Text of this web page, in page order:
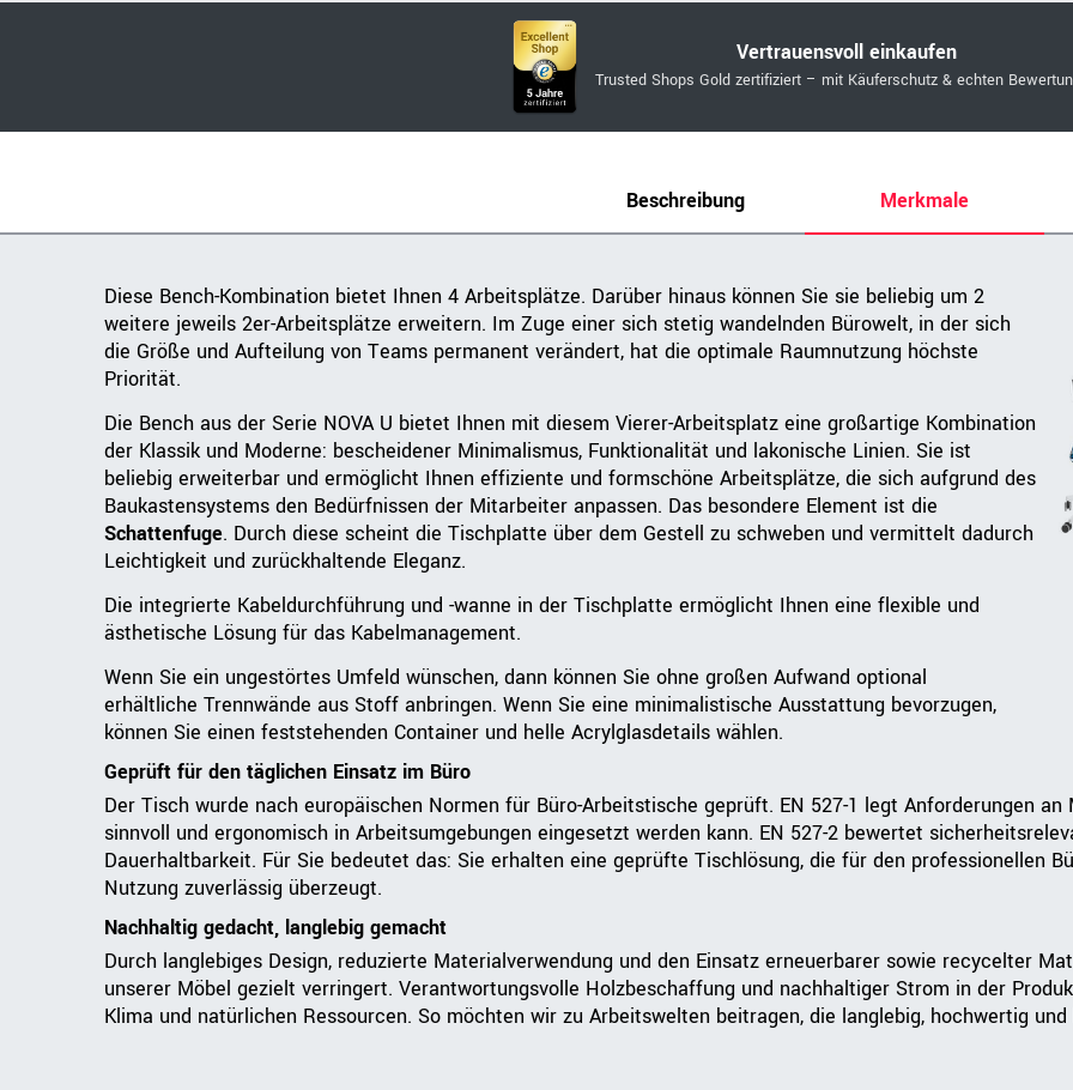
Vertrauensvoll einkaufen
Trusted Shops Gold zertifiziert – mit Käuferschutz & echten
Beschreibung Merkmale
Diese Bench-Kombination bietet Ihnen 4 Arbeitsplätze. Darüber hinaus können Sie sie beliebig um 2
weitere jeweils 2er-Arbeitsplätze erweitern. Im Zuge einer sich stetig wandelnden Bürowelt, in der sich
die Größe und Aufteilung von Teams permanent verändert, hat die optimale Raumnutzung höchste
Priorität.
Die Bench aus der Serie NOVA U bietet Ihnen mit diesem Vierer-Arbeitsplatz eine großartige Kombination
der Klassik und Moderne: bescheidener Minimalismus, Funktionalität und lakonische Linien. Sie ist
beliebig erweiterbar und ermöglicht Ihnen effiziente und formschöne Arbeitsplätze, die sich aufgrund des
Baukastensystems den Bedürfnissen der Mitarbeiter anpassen. Das besondere Element ist die
Schattenfuge. Durch diese scheint die Tischplatte über dem Gestell zu schweben und vermittelt dadurch
Leichtigkeit und zurückhaltende Eleganz.
Die integrierte Kabeldurchführung und -wanne in der Tischplatte ermöglicht Ihnen eine flexible und
ästhetische Lösung für das Kabelmanagement.
Wenn Sie ein ungestörtes Umfeld wünschen, dann können Sie ohne großen Aufwand optional
erhältliche Trennwände aus Stoff anbringen. Wenn Sie eine minimalistische Ausstattung bevorzugen,
können Sie einen feststehenden Container und helle Acrylglasdetails wählen.
Geprüft für den täglichen Einsatz im Büro
Der Tisch wurde nach europäischen Normen für Büro-Arbeitstische geprüft. EN 527-1 legt Anforderungen
sinnvoll und ergonomisch in Arbeitsumgebungen eingesetzt werden kann. EN 527-2 bewertet
Dauerhaltbarkeit. Für Sie bedeutet das: Sie erhalten eine geprüfte Tischlösung, die für den professionellen
Nutzung zuverlässig überzeugt.
Nachhaltig gedacht, langlebig gemacht
Durch langlebiges Design, reduzierte Materialverwendung und den Einsatz erneuerbarer sowie recycelter
unserer Möbel gezielt verringert. Verantwortungsvolle Holzbeschaffung und nachhaltiger Strom in der
Klima und natürlichen Ressourcen. So möchten wir zu Arbeitswelten beitragen, die langlebig, hochwertig